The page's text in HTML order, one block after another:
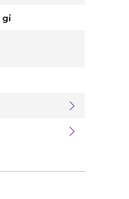
gỉ